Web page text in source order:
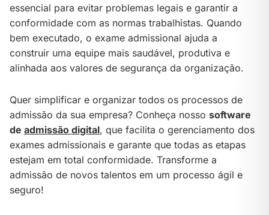
essencial para evitar problemas legais e garantir a
conformidade com as normas trabalhistas. Quando
bem executado, o exame admissional ajuda a
construir uma equipe mais saudável, produtiva e
alinhada aos valores de segurança da organização.
Quer simplificar e organizar todos os processos de
admissão da sua empresa? Conheça nosso software
de admissão digital, que facilita o gerenciamento dos
exames admissionais e garante que todas as etapas
estejam em total conformidade. Transforme a
admissão de novos talentos em um processo ágil e
seguro!